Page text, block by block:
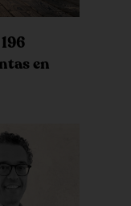
en